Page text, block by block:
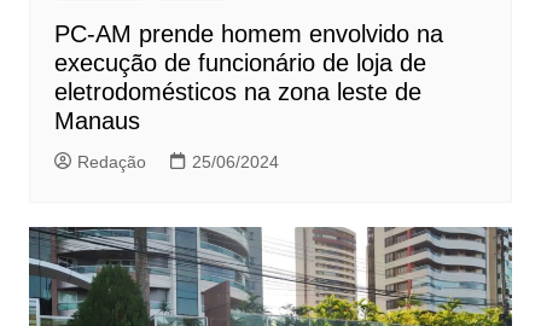
PC-AM prende homem envolvido na
execução de funcionário de loja de
eletrodomésticos na zona leste de
Manaus
Redação 25/06/2024